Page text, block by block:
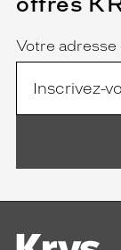
Name
Votre adresse
est
obligatoire)